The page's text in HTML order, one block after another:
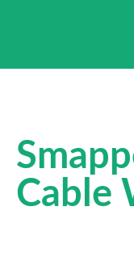
Cable